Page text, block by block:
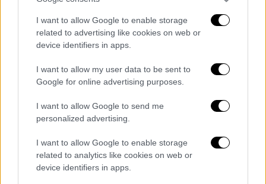
I want to allow Google to enable storage
related to advertising like cookies on web or
device identifiers in apps.
I want to allow my user data to be sent to
Google for online advertising purposes.
I want to allow Google to send me
personalized advertising.
I want to allow Google to enable storage
related to analytics like cookies on web or
device identifiers in apps.
κόσμος θέλει να βλέπει μοντέλα να
ξεκατινιάζονται με κότες και φίδια
; Αυτό
θέλει ο μέσος θεατής; Δεν το πιστεύω...
Εγώ νομίζω πως ο κόσμος αγαπά τη
μυθοπλασία. Κωμωδία ή δράμα, δεν έχει
σημασία. Και ποιος είπε πως δεν θέλουμε
δράμα; Ίσα ίσα που το θέλουμε και ως
ψυχοθεραπεία: για να κλάψουμε με το δράμα
του άλλου και να ξεχάσουμε το δικό μας»
συμπλήρωσε.